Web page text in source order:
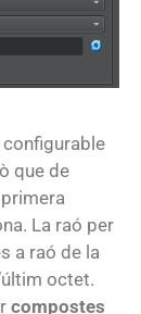
configurable
que de
La raó per
a raó de la
octet.
compostes